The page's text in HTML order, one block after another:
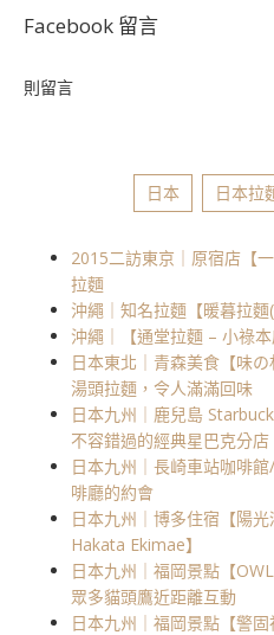
Facebook 留言
則留言
日本 日本拉
2015二訪東京｜原宿店【
拉麵
沖繩｜知名拉麵【暖暮拉
沖繩｜【通堂拉麵 – 小祿
日本東北｜青森美食【味
湯頭拉麵，令人滿滿回味
日本九州｜鹿兒島
不容錯過的經典星巴克分店
日本九州｜長崎車站咖啡
啡廳的約會
日本九州｜博多住宿【陽
Hakata Ekimae】
日本九州｜福岡景點【
眾多貓頭鷹近距離互動
日本九州｜福岡景點【警